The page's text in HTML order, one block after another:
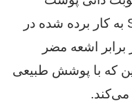
صورت را حفظ می‌کند. SPF 40 به کار برده شده در
اشعه مضر
که با پوشش طبیعی